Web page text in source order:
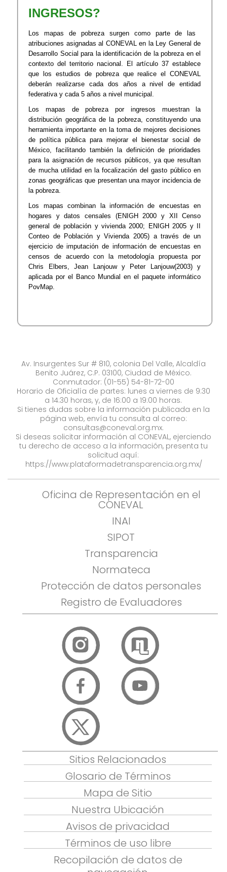
INGRESOS?
Los mapas de pobreza surgen como parte de las ​
atribuciones asignadas al CONEVAL en la Ley General de
Desarrollo Social para la identificación de la pobreza en el
contexto del territorio nacional. El artículo 37 establece
que los estudios de pobreza que realice el CONEVAL
deberán realizarse cada dos años a nivel de entidad
federativa y cada 5 años a nivel municipal.
Los mapas de pobreza por ingresos muestran la
distribución geográfica de la pobreza, constituyendo una
herramienta importante en la toma de mejores decisiones
de política pública para mejorar el bienestar social de
México, facilitando también la definición de prioridades
para la asignación de recursos públicos, ya que resultan
de mucha utilidad en la focalización del gasto público en
zonas geográficas que presentan una mayor incidencia de
la pobreza.
Los mapas combinan la información de encuestas en
hogares y datos censales (ENIGH 2000 y XII Censo
general de población y vivienda 2000; ENIGH 2005 y II
Conteo de Población y Vivienda 2005) a través de un
ejercicio de imputación de información de encuestas en
censos de acuerdo con la metodología propuesta por
Chris Elbers, Jean Lanjouw y Peter Lanjouw(2003) y
aplicada por el Banco Mundial en el paquete informático
PovMap.​
Av. Insurgentes Sur # 810, colonia Del Valle, Alcaldía
Benito Juárez, C.P. 03100, Ciudad de México.
Conmutador: (01-55) 54-81-72-00
Horario de Oficialía de partes: lunes a viernes de 9:30
a 14:30 horas, y, de 16:00 a 19:00 horas.
Si tienes dudas sobre la información publicada en la
página web, envía tu consulta al correo:
consultas@coneval.org.mx.
Si deseas solicitar información al CONEVAL, ejerciendo
tu derecho de acceso a la información, presenta tu
solicitud aquí:
https://www.plataformadetransparencia.org.mx/
Oficina de Representación en el
CONEVAL
INAI
SIPOT
Transparencia
Normateca
Protección de datos personales
Registro de Evaluadores
Sitios Relacionados
Glosario de Términos
Mapa de Sitio
Nuestra Ubicación
Avisos de privacidad
Términos de uso libre
Recopilación de datos de